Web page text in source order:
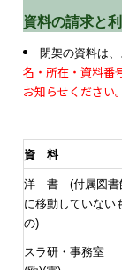
資料の請求と
閉架の資料は
名・所在・資料番
お知らせください。
資 料
洋 書 (付属図書
に移動していない
の)
スラ研・事務室